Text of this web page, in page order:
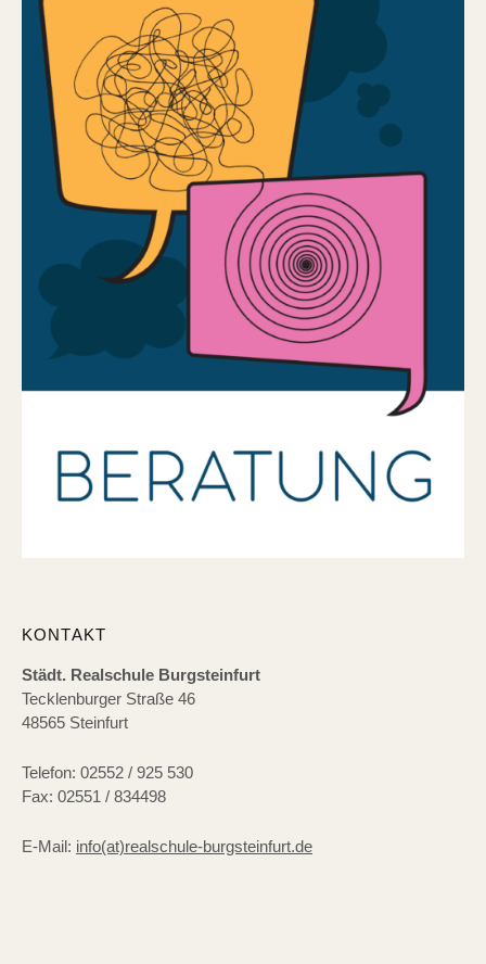
KONTAKT
Städt. Realschule Burgsteinfurt
Tecklenburger Straße 46
48565 Steinfurt
Telefon: 02552 / 925 530
Fax: 02551 / 834498
E-Mail: info(at)realschule-burgsteinfurt.de